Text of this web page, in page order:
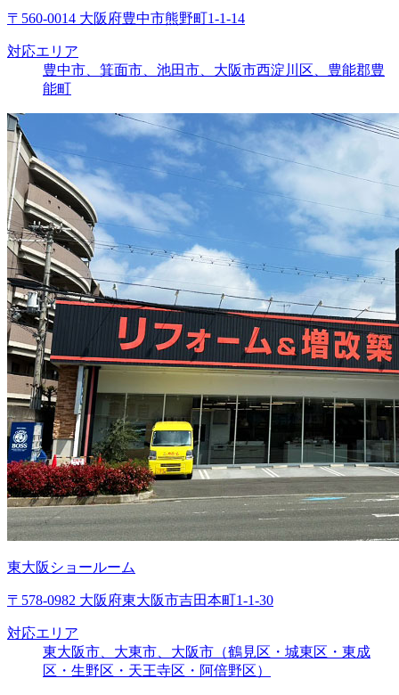
〒560-0014 大阪府豊中市熊野町1-1-14
対応エリア
豊中市、箕面市、池田市、大阪市西淀川区、豊能郡豊
能町
東大阪ショールーム
〒578-0982 大阪府東大阪市吉田本町1-1-30
対応エリア
東大阪市、大東市、大阪市（鶴見区・城東区・東成
区・生野区・天王寺区・阿倍野区）